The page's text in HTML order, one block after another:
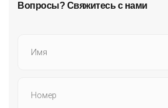
Вопросы? Свяжитесь с нами